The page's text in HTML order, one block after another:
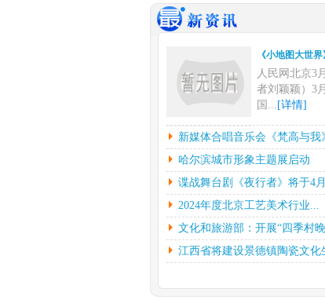
《小地图大世
人民网北京3
者刘颖颖）3
国... [详情]
新媒体合唱音乐
中新网上海3
挥彼得•迪克
下...[详情]
哈尔滨城市形象
光明日报北京
（记者鲁元
7... [详情]
新媒体合唱音乐会《梵高与我
哈尔滨城市形象主题展启动
谍战舞台剧《夜行者》将于4
2024年度北京工艺美术行业...
文化和旅游部：开展“四季村
江西省将建设景德镇陶瓷文化